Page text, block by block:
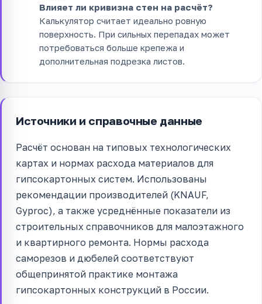
Влияет ли кривизна стен на расчёт?
Калькулятор считает идеально ровную
поверхность. При сильных перепадах может
потребоваться больше крепежа и
дополнительная подрезка листов.
Источники и справочные данные
Расчёт основан на типовых технологических
картах и нормах расхода материалов для
гипсокартонных систем. Использованы
рекомендации производителей (KNAUF,
Gyproc), а также усреднённые показатели из
строительных справочников для малоэтажного
и квартирного ремонта. Нормы расхода
саморезов и дюбелей соответствуют
общепринятой практике монтажа
гипсокартонных конструкций в России.